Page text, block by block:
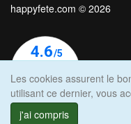
happyfete.com © 2026
Les cookies assurent le
utilisant ce dernier, vous
j'ai compris